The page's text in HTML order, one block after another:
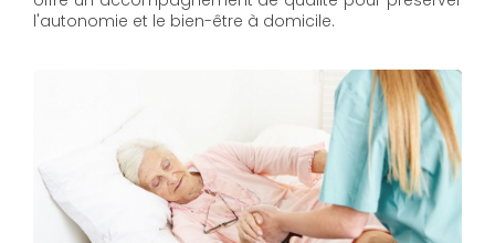
l'autonomie et le bien-être à domicile.